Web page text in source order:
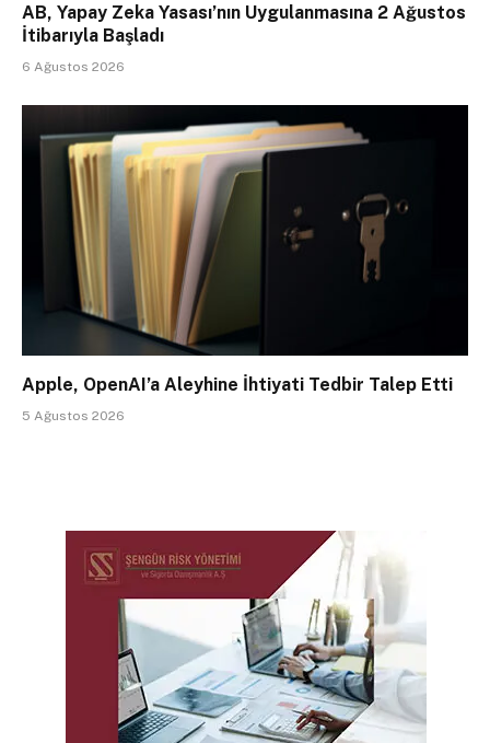
AB, Yapay Zeka Yasası’nın Uygulanmasına 2 Ağustos
İtibarıyla Başladı
6 Ağustos 2026
Apple, OpenAI’a Aleyhine İhtiyati Tedbir Talep Etti
5 Ağustos 2026